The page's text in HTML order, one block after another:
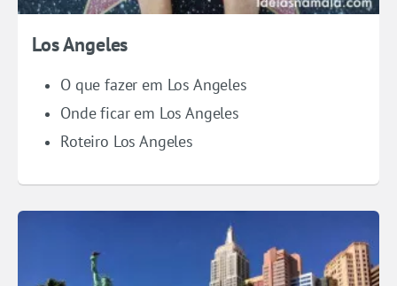
Los Angeles
O que fazer em Los Angeles
Onde ficar em Los Angeles
Roteiro Los Angeles